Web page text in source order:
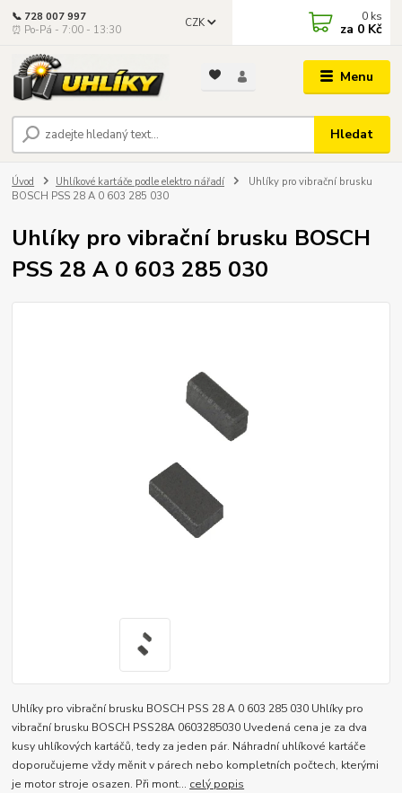
Menu
CZK
Hledat
📞 728 007 997
⏰ Po-Pá - 7:00 - 13:30
0 ks
za 0 Kč
Úvod Uhlíkové kartáče podle elektro nářadí
Uhlíky pro vibrační brusku
BOSCH PSS 28 A 0 603 285 030
Uhlíky pro vibrační brusku BOSCH
PSS 28 A 0 603 285 030
Uhlíky pro vibrační brusku BOSCH PSS 28 A 0 603 285 030 Uhlíky pro
vibrační brusku BOSCH PSS28A 0603285030 Uvedená cena je za dva
kusy uhlíkových kartáčů, tedy za jeden pár. Náhradní uhlíkové kartáče
doporučujeme vždy měnit v párech nebo kompletních počtech, kterými
je motor stroje osazen. Při mont... celý popis